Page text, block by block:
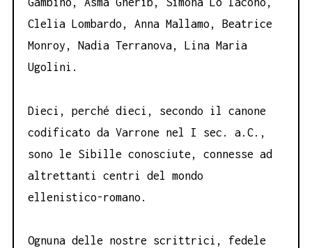
Clelia Lombardo, Anna Mallamo, Beatrice
Monroy, Nadia Terranova, Lina Maria
Ugolini.
Dieci, perché dieci, secondo il canone
codificato da Varrone nel I sec. a.C.,
sono le Sibille conosciute, connesse ad
altrettanti centri del mondo
ellenistico-romano.
Ognuna delle nostre scrittrici, fedele